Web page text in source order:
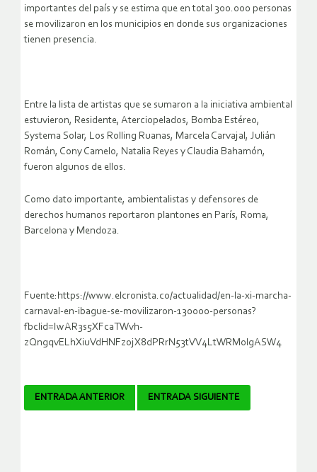
importantes del país y se estima que en total 300.000 personas
se movilizaron en los municipios en donde sus organizaciones
tienen presencia.
Entre la lista de artistas que se sumaron a la iniciativa ambiental
estuvieron, Residente, Aterciopelados, Bomba Estéreo,
Systema Solar, Los Rolling Ruanas, Marcela Carvajal, Julián
Román, Cony Camelo, Natalia Reyes y Claudia Bahamón,
fueron algunos de ellos.
Como dato importante, ambientalistas y defensores de
derechos humanos reportaron plantones en París, Roma,
Barcelona y Mendoza.
Fuente:https://www.elcronista.co/actualidad/en-la-xi-marcha-
carnaval-en-ibague-se-movilizaron-130000-personas?
fbclid=IwAR3s5XFcaTWvh-
zQngqvELhXiuVdHNFzojX8dPRrN53tVV4LtWRM0lgASW4
Navegador
ENTRADA ANTERIOR ENTRADA SIGUIENTE